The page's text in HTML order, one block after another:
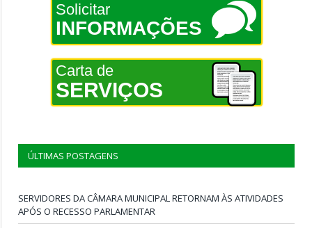
Solicitar
INFORMAÇÕES
Carta de
SERVIÇOS
ÚLTIMAS POSTAGENS
SERVIDORES DA CÂMARA MUNICIPAL RETORNAM ÀS ATIVIDADES
APÓS O RECESSO PARLAMENTAR